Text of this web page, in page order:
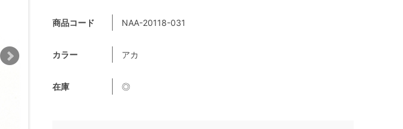
商品コード NAA-20118-031
カラー アカ
在庫 ◎